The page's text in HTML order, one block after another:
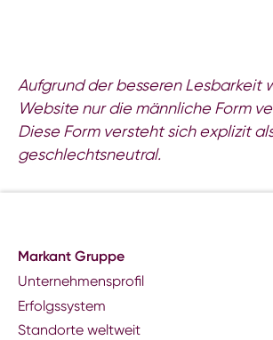
Aufgrund der besseren Lesbarkeit
Website nur die männliche Form
Diese Form versteht sich explizit
geschlechtsneutral.
Markant Gruppe
Unternehmensprofil
Erfolgssystem
Standorte weltweit